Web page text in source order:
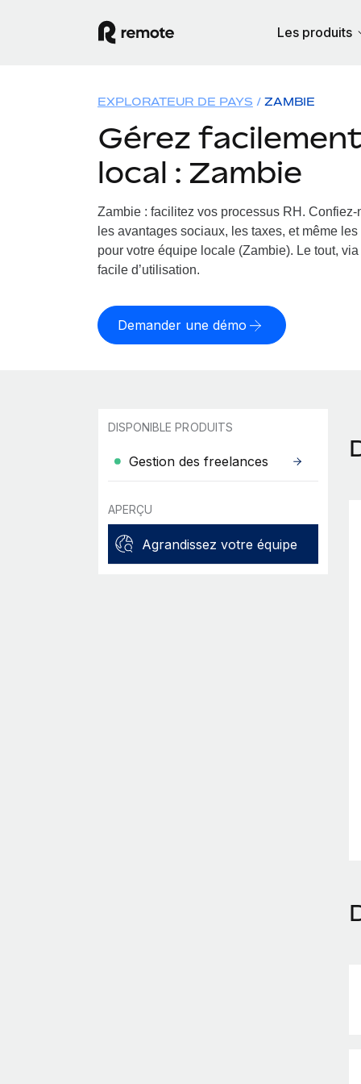
Les produits
EXPLORATEUR DE PAYS ZAMBIE
Gérez facilement
local : Zambie
Zambie : facilitez vos processus RH. Confiez-
les avantages sociaux, les taxes, et même les
pour votre équipe locale (Zambie). Le tout,
facile d’utilisation.
Demander une démo
DISPONIBLE PRODUITS
Gestion des freelances
APERÇU
Agrandissez votre équipe